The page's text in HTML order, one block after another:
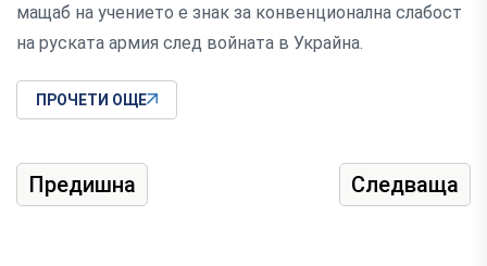
мащаб на учението е знак за конвенционална слабост
на руската армия след войната в Украйна.
ПРОЧЕТИ ОЩЕ
Предишна Следваща